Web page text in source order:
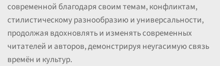
современной благодаря своим темам, конфликтам,
стилистическому разнообразию и универсальности,
продолжая вдохновлять и изменять современных
читателей и авторов, демонстрируя неугасимую связь
времён и культур.